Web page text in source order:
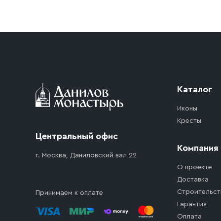
доставка осуществляется до ближайшего
Центральный офис
г. Москва, Даниловский вал 22
Принимаем к оплате
Каталог
Иконы
Кресты
Компания
О проекте
Доставка
Гарантия
Оплата